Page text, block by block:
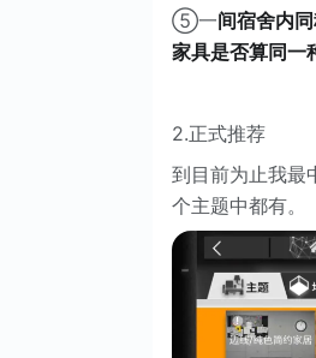
⑤一间宿舍内
家具是否算同一
2.正式推荐
到目前为止我最
个主题中都有。